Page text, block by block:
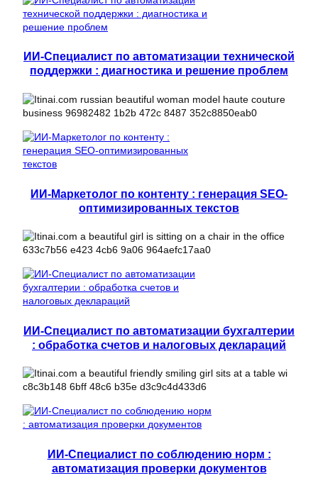
ИИ-Специалист по автоматизации технической
поддержки : диагностика и решение проблем
ИИ-Маркетолог по контенту : генерация SEO-
оптимизированных текстов
ИИ-Специалист по автоматизации бухгалтерии
: обработка счетов и налоговых деклараций
ИИ-Специалист по соблюдению норм :
автоматизация проверки документов